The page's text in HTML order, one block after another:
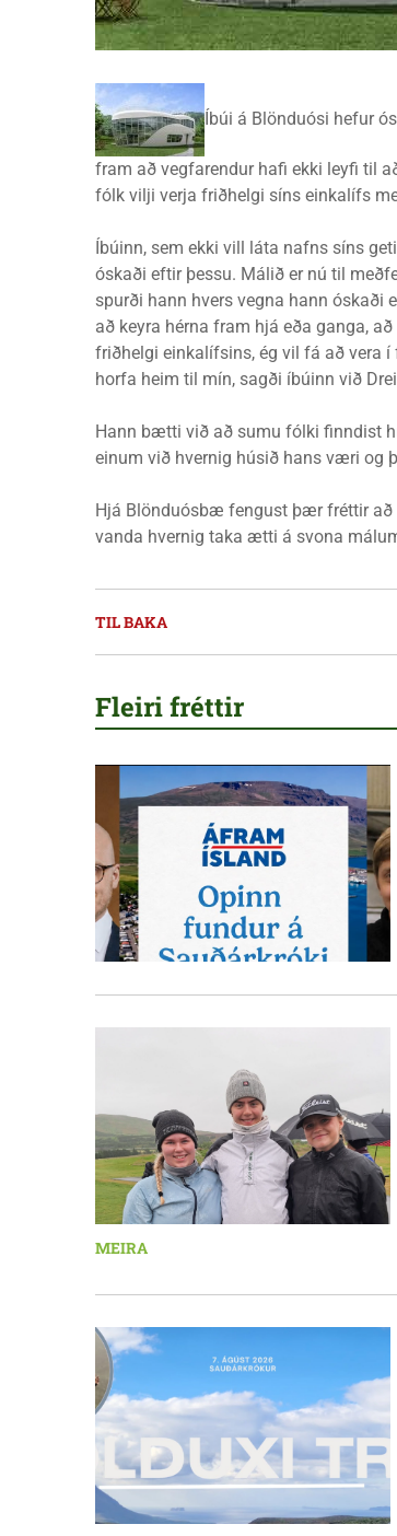
Íbúi á Blönduósi hefur
fram að vegfarendur hafi ekki leyfi til
fólk vilji verja friðhelgi síns einkalífs
Íbúinn, sem ekki vill láta nafns síns
óskaði eftir þessu. Málið er nú til
spurði hann hvers vegna hann óskaði
að keyra hérna fram hjá eða ganga,
friðhelgi einkalífsins, ég vil fá að vera
horfa heim til mín, sagði íbúinn við
Hann bætti við að sumu fólki finndist
einum við hvernig húsið hans væri og
Hjá Blönduósbæ fengust þær fréttir
vanda hvernig taka ætti á svona
TIL BAKA
Fleiri fréttir
MEIRA